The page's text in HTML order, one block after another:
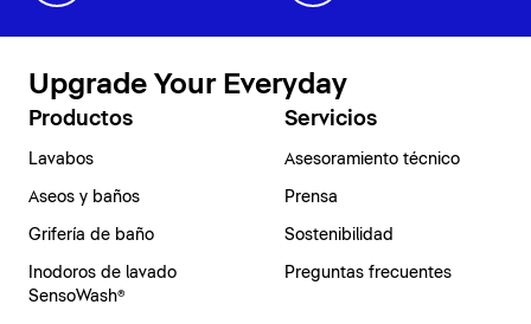
Upgrade Your Everyday
Productos
Lavabos
Aseos y baños
Grifería de baño
Inodoros de lavado
SensoWash®
Servicios
Asesoramiento técnico
Prensa
Sostenibilidad
Preguntas frecuentes